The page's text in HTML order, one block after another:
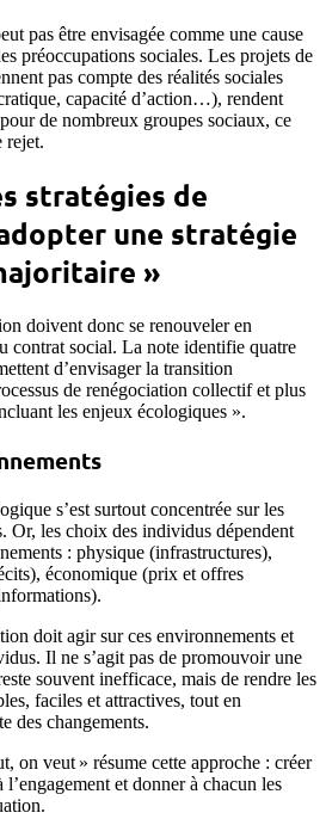
pas être envisagée comme une cause
préoccupations sociales. Les projets de
pas compte des réalités sociales
capacité d’action…), rendent
de nombreux groupes sociaux, ce
rejet.
stratégies de
une stratégie
»
doivent donc se renouveler en
contrat social. La note identifie quatre
d’envisager la transition
de renégociation collectif et plus
les enjeux écologiques ».
s’est surtout concentrée sur les
Or, les choix des individus dépendent
: physique (infrastructures),
économique (prix et offres
doit agir sur ces environnements et
Il ne s’agit pas de promouvoir une
souvent inefficace, mais de rendre les
faciles et attractives, tout en
des changements.
on veut » résume cette approche : créer
et donner à chacun les